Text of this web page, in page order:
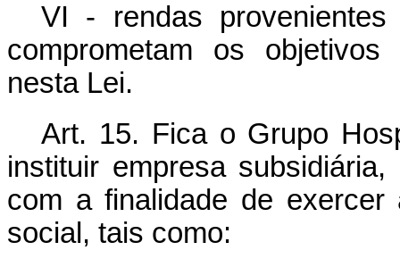
VI - rendas
comprometam os
nesta Lei.
Art. 15. Fica o Grupo
instituir empresa
com a finalidade de
social, tais como: